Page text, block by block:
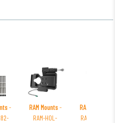
-
RAM Mounts-
RAM-HOL-
RAM Mounts
RAM-B-149Z-